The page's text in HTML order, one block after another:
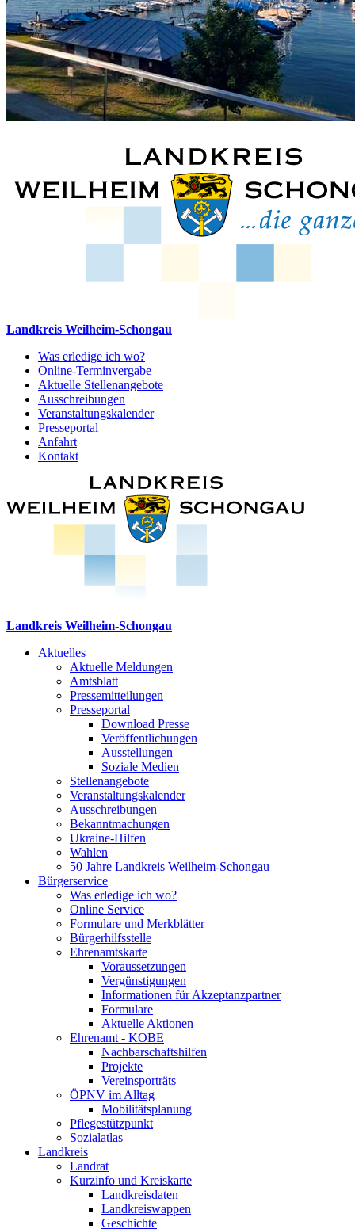
Landkreis Weilheim-Schongau
Was erledige ich wo?
Online-Terminvergabe
Aktuelle Stellenangebote
Ausschreibungen
Veranstaltungskalender
Presseportal
Anfahrt
Kontakt
Landkreis Weilheim-Schongau
Aktuelles
Aktuelle Meldungen
Amtsblatt
Pressemitteilungen
Presseportal
Download Presse
Veröffentlichungen
Ausstellungen
Soziale Medien
Stellenangebote
Veranstaltungskalender
Ausschreibungen
Bekanntmachungen
Ukraine-Hilfen
Wahlen
50 Jahre Landkreis Weilheim-Schongau
Bürgerservice
Was erledige ich wo?
Online Service
Formulare und Merkblätter
Bürgerhilfsstelle
Ehrenamtskarte
Voraussetzungen
Vergünstigungen
Informationen für Akzeptanzpartner
Formulare
Aktuelle Aktionen
Ehrenamt - KOBE
Nachbarschaftshilfen
Projekte
Vereinsporträts
ÖPNV im Alltag
Mobilitätsplanung
Pflegestützpunkt
Sozialatlas
Landkreis
Landrat
Kurzinfo und Kreiskarte
Landkreisdaten
Landkreiswappen
Geschichte